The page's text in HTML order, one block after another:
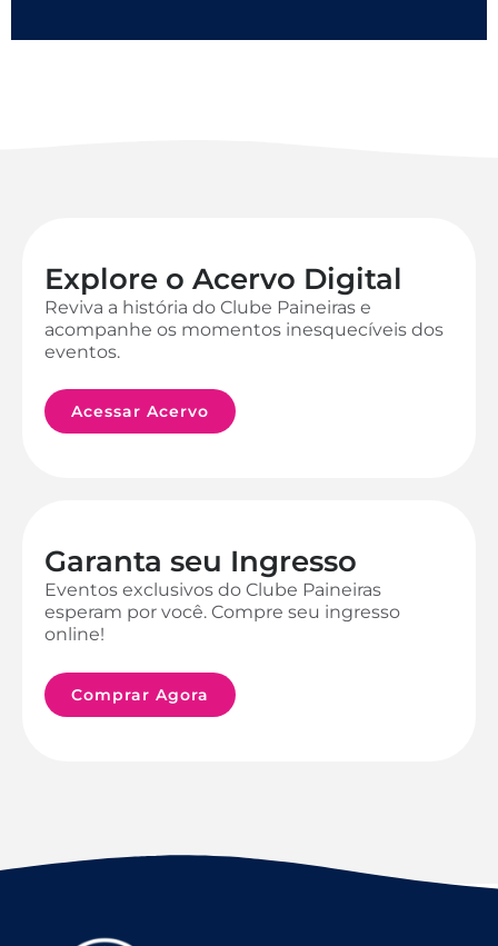
Explore o Acervo Digital
Reviva a história do Clube Paineiras e
acompanhe os momentos inesquecíveis dos
eventos.
Acessar Acervo
Garanta seu Ingresso
Eventos exclusivos do Clube Paineiras
esperam por você. Compre seu ingresso
online!
Comprar Agora